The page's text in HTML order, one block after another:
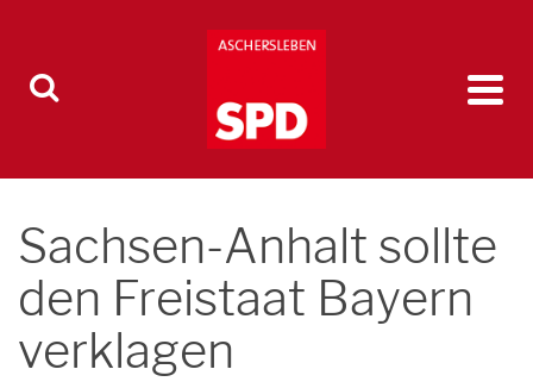
Sachsen-Anhalt sollte
den Freistaat Bayern
verklagen